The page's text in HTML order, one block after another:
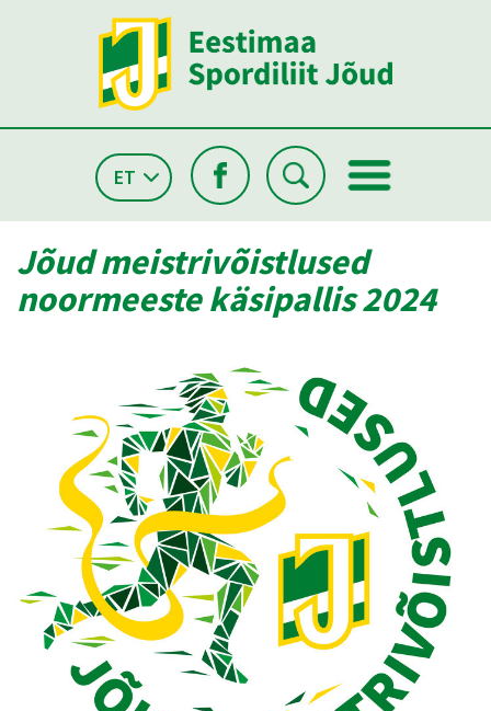
ET
Jõud meistrivõistlused
noormeeste käsipallis 2024